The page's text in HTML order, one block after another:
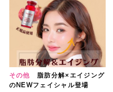
その他
脂肪分解×エイジング
のNEWフェイシャル登場